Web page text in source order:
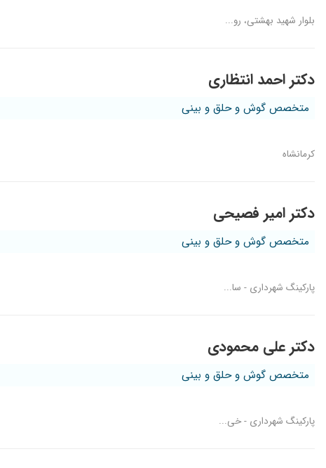
بلوار شهید بهشتی، رو...
دکتر احمد انتظاری
متخصص گوش و حلق و بینی
کرمانشاه
دکتر امیر فصیحی
متخصص گوش و حلق و بینی
پارکینگ شهرداری - سا...
دکتر علی محمودی
متخصص گوش و حلق و بینی
پارکینگ شهرداری - خی...